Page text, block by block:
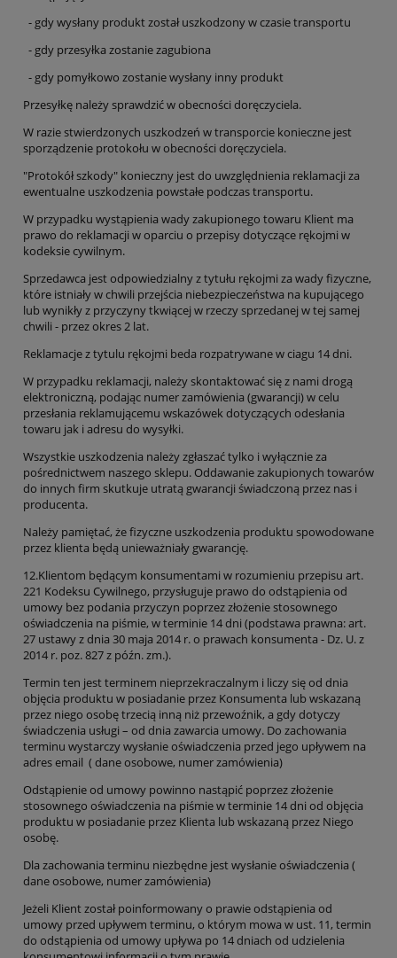
- gdy wysłany produkt został uszkodzony w czasie transportu
- gdy przesyłka zostanie zagubiona
- gdy pomyłkowo zostanie wysłany inny produkt
Przesyłkę należy sprawdzić w obecności doręczyciela.
W razie stwierdzonych uszkodzeń w transporcie konieczne jest
sporządzenie protokołu w obecności doręczyciela.
"Protokół szkody" konieczny jest do uwzględnienia reklamacji za
ewentualne uszkodzenia powstałe podczas transportu.
W przypadku wystąpienia wady zakupionego towaru Klient ma
prawo do reklamacji w oparciu o przepisy dotyczące rękojmi w
kodeksie cywilnym.
Sprzedawca jest odpowiedzialny z tytułu rękojmi za wady fizyczne,
które istniały w chwili przejścia niebezpieczeństwa na kupującego
lub wynikły z przyczyny tkwiącej w rzeczy sprzedanej w tej samej
chwili - przez okres 2 lat.
Reklamacje z tytulu rękojmi beda rozpatrywane w ciagu 14 dni.
W przypadku reklamacji, należy skontaktować się z nami drogą
elektroniczną, podając numer zamówienia (gwarancji) w celu
przesłania reklamującemu wskazówek dotyczących odesłania
towaru jak i adresu do wysyłki.
Wszystkie uszkodzenia należy zgłaszać tylko i wyłącznie za
pośrednictwem naszego sklepu. Oddawanie zakupionych towarów
do innych firm skutkuje utratą gwarancji świadczoną przez nas i
producenta.
Należy pamiętać, że fizyczne uszkodzenia produktu spowodowane
przez klienta będą unieważniały gwarancję.
12.Klientom będącym konsumentami w rozumieniu przepisu art.
221 Kodeksu Cywilnego, przysługuje prawo do odstąpienia od
umowy bez podania przyczyn poprzez złożenie stosownego
oświadczenia na piśmie, w terminie 14 dni (podstawa prawna: art.
27 ustawy z dnia 30 maja 2014 r. o prawach konsumenta - Dz. U. z
2014 r. poz. 827 z późn. zm.).
Termin ten jest terminem nieprzekraczalnym i liczy się od dnia
objęcia produktu w posiadanie przez Konsumenta lub wskazaną
przez niego osobę trzecią inną niż przewoźnik, a gdy dotyczy
świadczenia usługi – od dnia zawarcia umowy. Do zachowania
terminu wystarczy wysłanie oświadczenia przed jego upływem na
adres email ( dane osobowe, numer zamówienia)
Odstąpienie od umowy powinno nastąpić poprzez złożenie
stosownego oświadczenia na piśmie w terminie 14 dni od objęcia
produktu w posiadanie przez Klienta lub wskazaną przez Niego
osobę.
Dla zachowania terminu niezbędne jest wysłanie oświadczenia (
dane osobowe, numer zamówienia)
Jeżeli Klient został poinformowany o prawie odstąpienia od
umowy przed upływem terminu, o którym mowa w ust. 11, termin
do odstąpienia od umowy upływa po 14 dniach od udzielenia